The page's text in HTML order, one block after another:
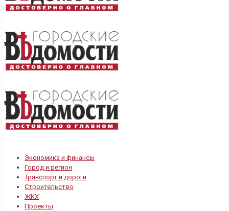
Экономика и финансы
Город и регион
Транспорт и дороги
Строительство
ЖКХ
Проекты